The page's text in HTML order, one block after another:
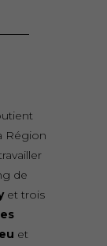
Région
de
et trois
et